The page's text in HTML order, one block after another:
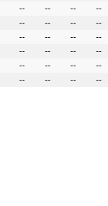
-- -- -- --
-- -- -- --
-- -- -- --
-- -- -- --
-- -- -- --
-- -- -- --